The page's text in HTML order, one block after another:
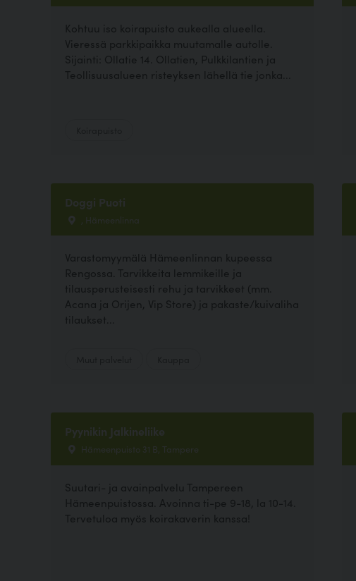
Kohtuu iso koirapuisto aukealla alueella.
Vieressä parkkipaikka muutamalle autolle.
Sijainti: Ollatie 14. Ollatien, Pulkkilantien ja
Teollisuusalueen risteyksen lähellä tie jonka...
Doggi Puoti
, Hämeenlinna
Varastomyymälä Hämeenlinnan kupeessa
Rengossa. Tarvikkeita lemmikeille ja
tilausperusteisesti rehu ja tarvikkeet (mm.
Acana ja Orijen, Vip Store) ja pakaste/kuivaliha
tilaukset...
Pyynikin Jalkineliike
Hämeenpuisto 31 B, Tampere
Suutari- ja avainpalvelu Tampereen
Hämeenpuistossa. Avoinna ti-pe 9-18, la 10-14.
Tervetuloa myös koirakaverin kanssa!